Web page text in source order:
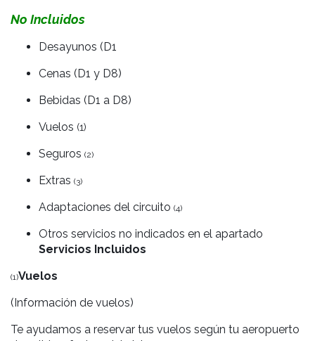
No Incluidos
Desayunos (D1
Cenas (D1 y D8)
Bebidas (D1 a D8)
Vuelos (1)
Seguros (2)
Extras (3)
Adaptaciones del circuito (4)
Otros servicios no indicados en el apartado
Servicios Incluidos
(1)Vuelos
(Información de vuelos)
Te ayudamos a reservar tus vuelos según tu aeropuerto